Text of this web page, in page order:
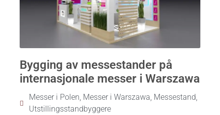
Bygging av messestander på
internasjonale messer i Warszawa
Messer i Polen, Messer i Warszawa, Messestand,
Utstillingsstandbyggere